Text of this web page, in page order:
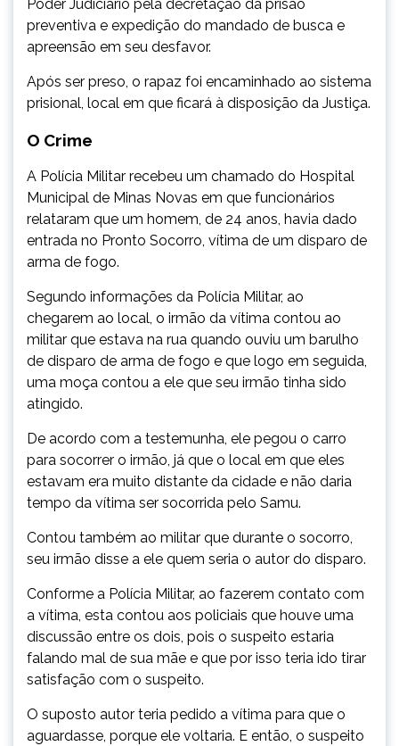
Poder Judiciário pela decretação da prisão
preventiva e expedição do mandado de busca e
apreensão em seu desfavor.
Após ser preso, o rapaz foi encaminhado ao sistema
prisional, local em que ficará à disposição da Justiça.
O Crime
A Polícia Militar recebeu um chamado do Hospital
Municipal de Minas Novas em que funcionários
relataram que um homem, de 24 anos, havia dado
entrada no Pronto Socorro, vítima de um disparo de
arma de fogo.
Segundo informações da Polícia Militar, ao
chegarem ao local, o irmão da vítima contou ao
militar que estava na rua quando ouviu um barulho
de disparo de arma de fogo e que logo em seguida,
uma moça contou a ele que seu irmão tinha sido
atingido.
De acordo com a testemunha, ele pegou o carro
para socorrer o irmão, já que o local em que eles
estavam era muito distante da cidade e não daria
tempo da vítima ser socorrida pelo Samu.
Contou também ao militar que durante o socorro,
seu irmão disse a ele quem seria o autor do disparo.
Conforme a Polícia Militar, ao fazerem contato com
a vítima, esta contou aos policiais que houve uma
discussão entre os dois, pois o suspeito estaria
falando mal de sua mãe e que por isso teria ido tirar
satisfação com o suspeito.
O suposto autor teria pedido a vítima para que o
aguardasse, porque ele voltaria. E então, o suspeito